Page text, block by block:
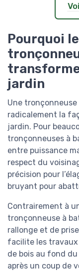
Pourquoi
jardin
Une
radicalement la
jardin. Pour
tronçonneuses à
entre puissance
respect du
précision pour
bruyant pour
Contrairement à
tronçonneuse à
rallonge et de
facilite les travaux
de bois au fond
après un coup de